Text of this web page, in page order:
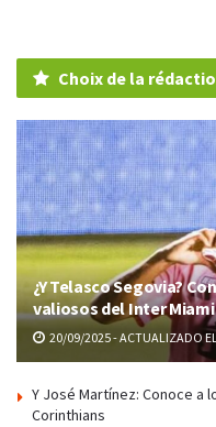
Choix de la
¿Y Telasco Segovia?
valiosos del Inter Miami
20/09/2025 - ACTUALIZADO
Y José Martínez: Conoce a
Corinthians